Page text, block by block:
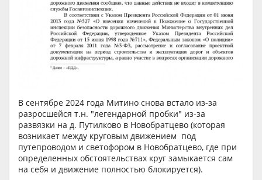
В сентябре 2024 года Митино снова встало из-за
разросшейся т.н. "легендарной пробки" из-за
развязки на д. Путилково в Новобратцево (которая
возникает между круговым движением под
путепроводом и светофором в Новобратцево, где при
определенных обстоятельствах круг замыкается сам
на себя и движение полностью блокируется).